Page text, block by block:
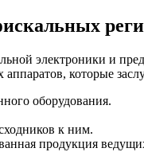
электроники и
которые
оборудования.
к ним.
продукция